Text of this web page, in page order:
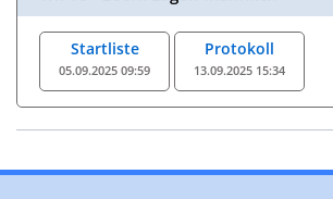
Startliste
05.09.2025 09:59
Protokoll
13.09.2025 15:34